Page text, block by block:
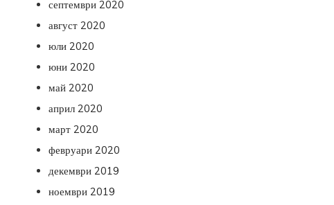
септември 2020
август 2020
юли 2020
юни 2020
май 2020
април 2020
март 2020
февруари 2020
декември 2019
ноември 2019